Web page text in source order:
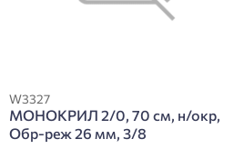
W3327
МОНОКРИЛ 2/0, 70 см, н/окр,
Обр-реж 26 мм, 3/8